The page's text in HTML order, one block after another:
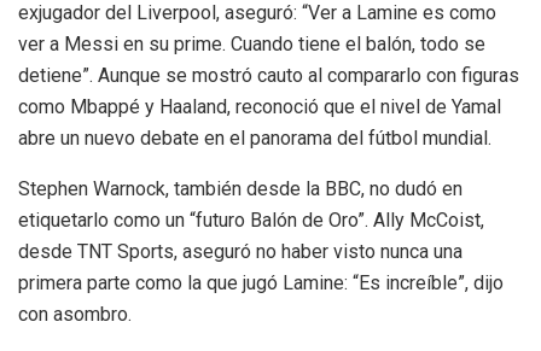
exjugador del Liverpool, aseguró: “Ver a Lamine es como
ver a Messi en su prime. Cuando tiene el balón, todo se
detiene”. Aunque se mostró cauto al compararlo con figuras
como Mbappé y Haaland, reconoció que el nivel de Yamal
abre un nuevo debate en el panorama del fútbol mundial.
Stephen Warnock, también desde la BBC, no dudó en
etiquetarlo como un “futuro Balón de Oro”. Ally McCoist,
desde TNT Sports, aseguró no haber visto nunca una
primera parte como la que jugó Lamine: “Es increíble”, dijo
con asombro.